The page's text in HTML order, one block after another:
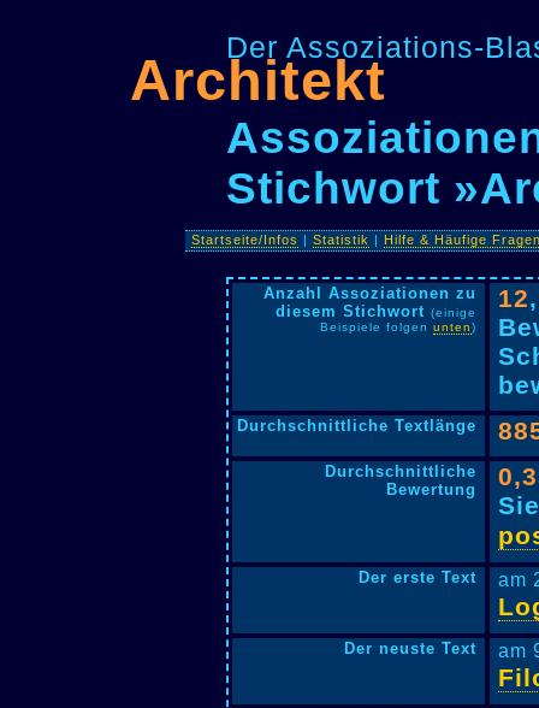
Der Assoziations-
Architekt
Stichwort
Startseite/Infos |Statistik |Hilfe & Häufige
Anzahl Assoziationen zu
diesem Stichwort (einige
Beispiele folgen unten)
12
Durchschnittliche Textlänge
Durchschnittliche
Bewertung
Der erste Text am
Der neuste Text am